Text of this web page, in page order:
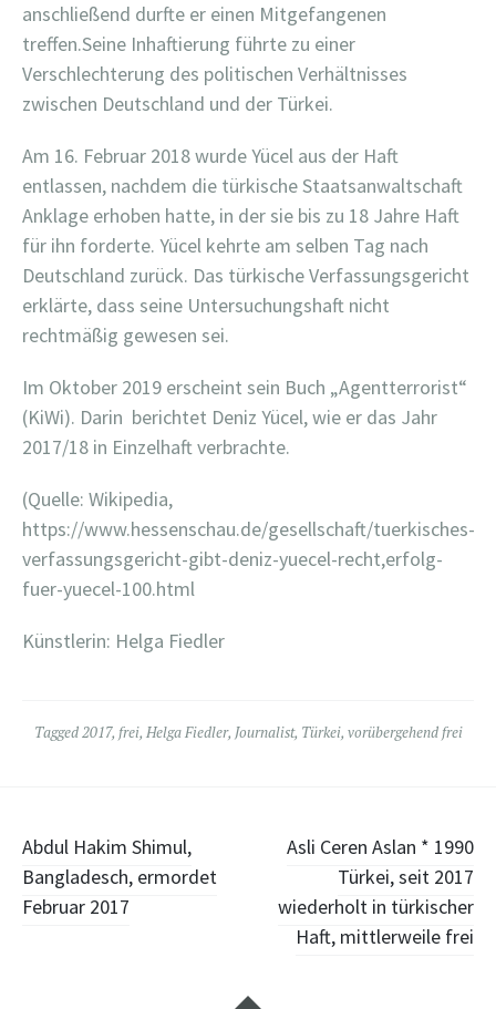
anschließend durfte er einen Mitgefangenen
treffen.Seine Inhaftierung führte zu einer
Verschlechterung des politischen Verhältnisses
zwischen Deutschland und der Türkei.
Am 16. Februar 2018 wurde Yücel aus der Haft
entlassen, nachdem die türkische Staatsanwaltschaft
Anklage erhoben hatte, in der sie bis zu 18 Jahre Haft
für ihn forderte. Yücel kehrte am selben Tag nach
Deutschland zurück. Das türkische Verfassungsgericht
erklärte, dass seine Untersuchungshaft nicht
rechtmäßig gewesen sei.
Im Oktober 2019 erscheint sein Buch „Agentterrorist“
(KiWi). Darin berichtet Deniz Yücel, wie er das Jahr
2017/18 in Einzelhaft verbrachte.
(Quelle: Wikipedia,
https://www.hessenschau.de/gesellschaft/tuerkisches-
verfassungsgericht-gibt-deniz-yuecel-recht,erfolg-
fuer-yuecel-100.html
Künstlerin: Helga Fiedler
Tagged2017, frei, Helga Fiedler, Journalist, Türkei, vorübergehend frei
Post
navigation
Abdul Hakim Shimul,
Bangladesch, ermordet
Februar 2017
Asli Ceren Aslan * 1990
Türkei, seit 2017
wiederholt in türkischer
Haft, mittlerweile frei